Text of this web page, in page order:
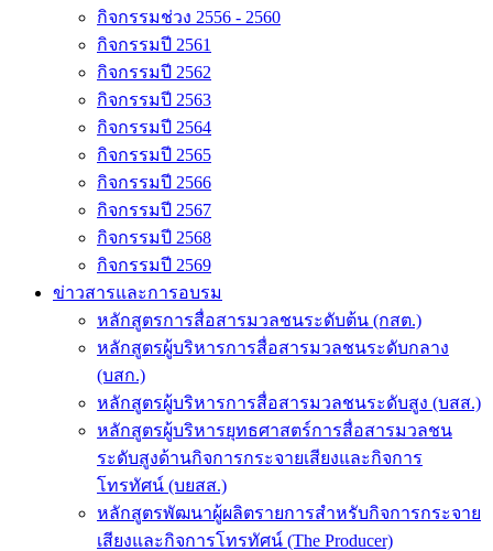
กิจกรรมช่วง 2556 - 2560
กิจกรรมปี 2561
กิจกรรมปี 2562
กิจกรรมปี 2563
กิจกรรมปี 2564
กิจกรรมปี 2565
กิจกรรมปี 2566
กิจกรรมปี 2567
กิจกรรมปี 2568
กิจกรรมปี 2569
ข่าวสารและการอบรม
หลักสูตรการสื่อสารมวลชนระดับต้น (กสต.)
หลักสูตรผู้บริหารการสื่อสารมวลชนระดับกลาง
(บสก.)
หลักสูตรผู้บริหารการสื่อสารมวลชนระดับสูง (บสส.)
หลักสูตรผู้บริหารยุทธศาสตร์การสื่อสารมวลชน
ระดับสูงด้านกิจการกระจายเสียงและกิจการ
โทรทัศน์ (บยสส.)
หลักสูตรพัฒนาผู้ผลิตรายการสำหรับกิจการกระจาย
เสียงและกิจการโทรทัศน์ (The Producer)